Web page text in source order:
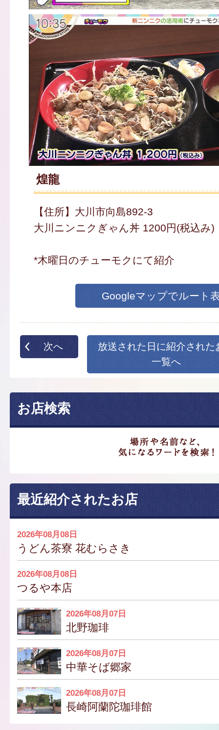
煌龍
【住所】大川市向島892-3
大川ニンニクぎゃん丼 1200円(税込み)
*木曜日のチューモクにて紹介
Googleマップでルート
次へ
放送された日に紹介された
一覧へ
お店検索
最近紹介されたお店
2026年08月08日
うどん茶寮 花むらさき
2026年08月08日
つるや本店
2026年08月07日
北野珈琲
2026年08月07日
中華そば郷家
2026年08月07日
長崎阿蘭陀珈琲館